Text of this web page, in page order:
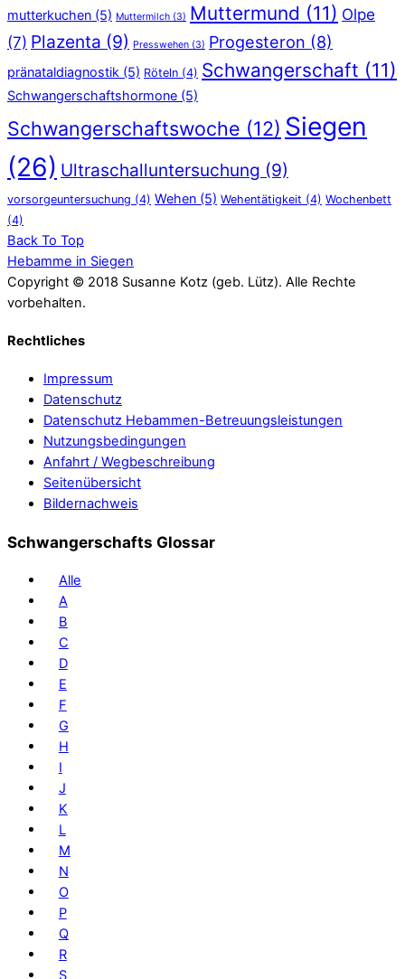
mutterkuchen (5) Muttermilch (3) Muttermund (11) Olpe
(7) Plazenta (9) Presswehen (3) Progesteron (8)
pränataldiagnostik (5) Röteln (4) Schwangerschaft (11)
Schwangerschaftshormone (5)
Schwangerschaftswoche (12) Siegen
(26) Ultraschalluntersuchung (9)
vorsorgeuntersuchung (4) Wehen (5) Wehentätigkeit (4) Wochenbett
(4)
Back To Top
Hebamme in Siegen
Copyright © 2018 Susanne Kotz (geb. Lütz). Alle Rechte
vorbehalten.
Rechtliches
Impressum
Datenschutz
Datenschutz Hebammen-Betreuungsleistungen
Nutzungsbedingungen
Anfahrt / Wegbeschreibung
Seitenübersicht
Bildernachweis
Schwangerschafts Glossar
Alle
A
B
C
D
E
F
G
H
I
J
K
L
M
N
O
P
Q
R
S